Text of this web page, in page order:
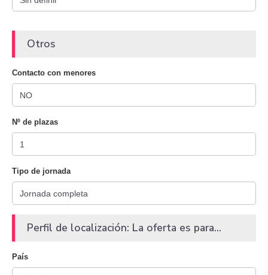
Otros
Contacto con menores
Nº de plazas
Tipo de jornada
Perfil de localización: La oferta es para...
País